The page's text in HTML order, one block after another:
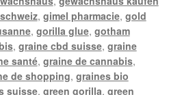
, gimel pharmacie, gold
, gorilla glue, gotham
, graine cbd suisse, graine
santé, graine de cannabis,
de shopping, graines bio
suisse, green gorilla, green